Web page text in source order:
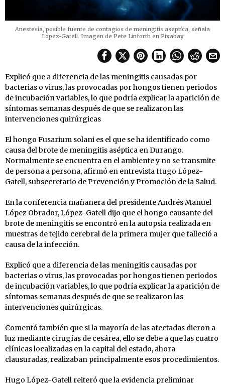
Anestesia, posible fuente de contagios de meningitis aseptíca, señala
López-Gatell. Imagen de Pete Linforth en Pixabay
Explicó que a diferencia de las meningitis causadas por
bacterias o virus, las provocadas por hongos tienen periodos
de incubación variables, lo que podría explicar la aparición de
síntomas semanas después de que se realizaron las
intervenciones quirúrgicas
El hongo Fusarium solani es el que se ha identificado como
causa del brote de meningitis aséptica en Durango.
Normalmente se encuentra en el ambiente y no se transmite
de persona a persona, afirmó en entrevista Hugo López-
Gatell, subsecretario de Prevención y Promoción de la Salud.
En la conferencia mañanera del presidente Andrés Manuel
López Obrador, López-Gatell dijo que el hongo causante del
brote de meningitis se encontró en la autopsia realizada en
muestras de tejido cerebral de la primera mujer que falleció a
causa de la infección.
Explicó que a diferencia de las meningitis causadas por
bacterias o virus, las provocadas por hongos tienen periodos
de incubación variables, lo que podría explicar la aparición de
síntomas semanas después de que se realizaron las
intervenciones quirúrgicas.
Comentó también que si la mayoría de las afectadas dieron a
luz mediante cirugías de cesárea, ello se debe a que las cuatro
clínicas localizadas en la capital del estado, ahora
clausuradas, realizaban principalmente esos procedimientos.
Hugo López-Gatell reiteró que la evidencia preliminar